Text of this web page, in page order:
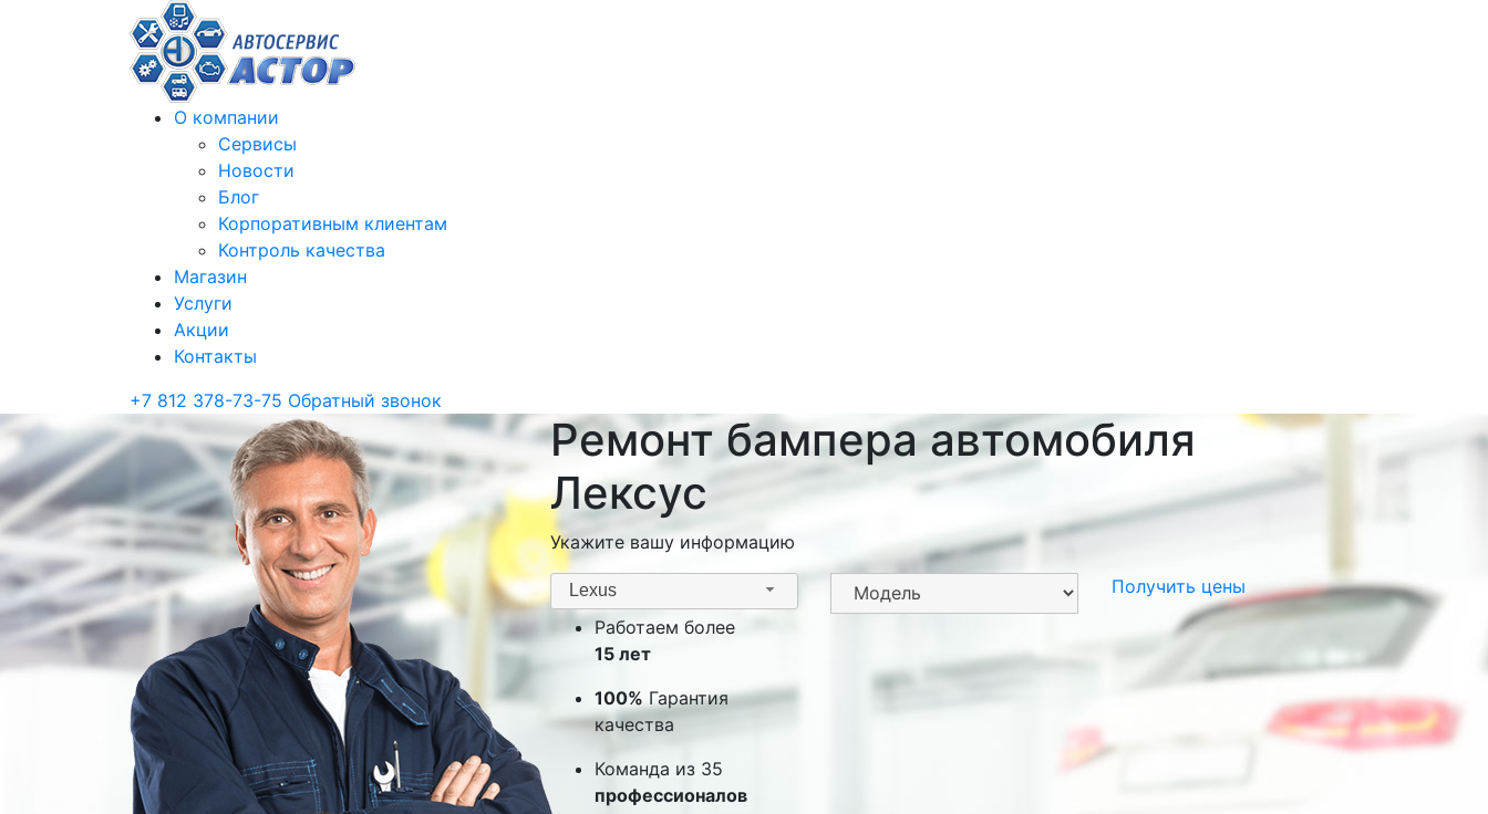
О компании
Сервисы
Новости
Блог
Корпоративным клиентам
Контроль качества
Магазин
Услуги
Акции
Контакты
+7 812 378-73-75 Обратный звонок
Ремонт бампера автомобиля
Лексус
Укажите вашу информацию
Lexus
Получить цены
Работаем более
15 лет
100% Гарантия
качества
Команда из 35
профессионалов